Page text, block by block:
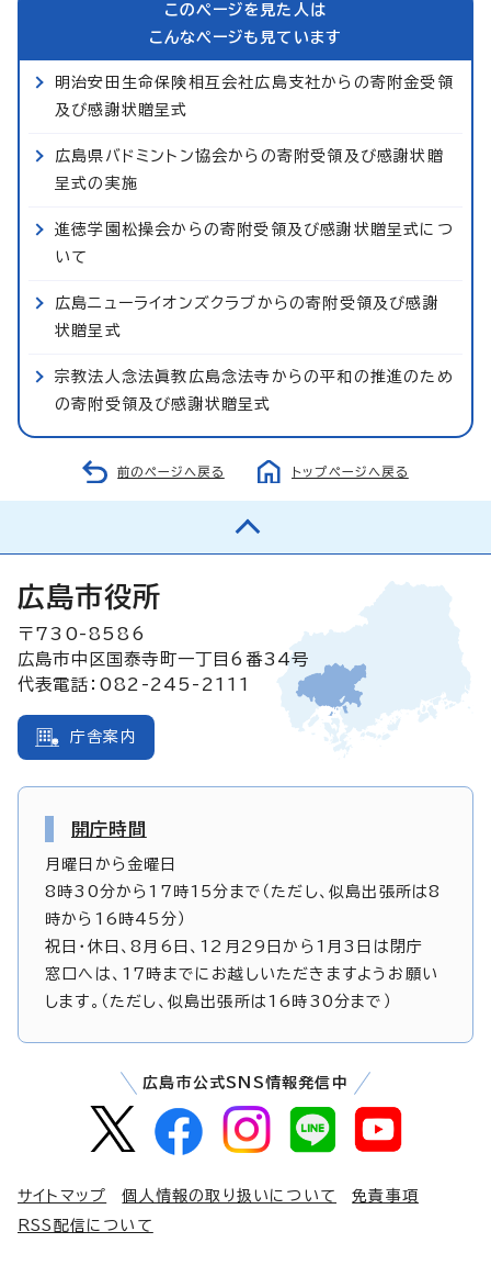
このページを見た人は
こんなページも見ています
明治安田生命保険相互会社広島支社からの寄附金受領
及び感謝状贈呈式
広島県バドミントン協会からの寄附受領及び感謝状贈
呈式の実施
進徳学園松操会からの寄附受領及び感謝状贈呈式につ
いて
広島ニューライオンズクラブからの寄附受領及び感謝
状贈呈式
宗教法人念法眞教広島念法寺からの平和の推進のため
の寄附受領及び感謝状贈呈式
前のページへ戻る トップページへ戻る
広島市役所
〒730-8586
広島市中区国泰寺町一丁目6番34号
代表電話：082-245-2111
庁舎案内
開庁時間
月曜日から金曜日
8時30分から17時15分まで（ただし、似島出張所は8
時から16時45分）
祝日・休日、8月6日、12月29日から1月3日は閉庁
窓口へは、17時までにお越しいただきますようお願い
します。（ただし、似島出張所は16時30分まで）
広島市公式SNS情報発信中
サイトマップ 個人情報の取り扱いについて
免責事項
RSS配信について